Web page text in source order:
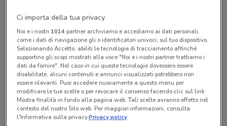
Lunedì n.d.
Martedì n.d.
Mercoledì n.d.
Giovedì n.d.
Venerdì n.d.
Sabato n.d.
Domenica n.d.
0679845151
TABACCHERIA n. 2506
Tutte le promozioni di questo negozio
Ci importa della tua privacy
Noi e i nostri 1014partner archiviamo e accediamo ai dati personali,
come i dati di navigazione gli o identificatori univoci, sul tuo dispositivo.
Selezionando Accetto, abiliti le tecnologie di tracciamento affinché
supportino gli scopi mostrati alla voce "Noi e i nostri partner trattiamo i
dati da fornire". Nel caso in cui queste tecnologie dovessero essere
disabilitate, alcuni contenuti e annunci visualizzati potrebbero non
essere rilevanti. Puoi accedere nuovamente a questo menu per
modificare le tue scelte o per revocare il consenso facendo clic sul link
Mostra finalità in fondo alla pagina web. Tali scelte avranno effetto nel
contesto del nostro Sito web. Per maggiori informazioni, consulta
l'Informativa sulla privacy.Privacy policy